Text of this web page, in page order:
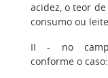
acidez, o teor
consumo ou
II - no campo
conforme o caso: